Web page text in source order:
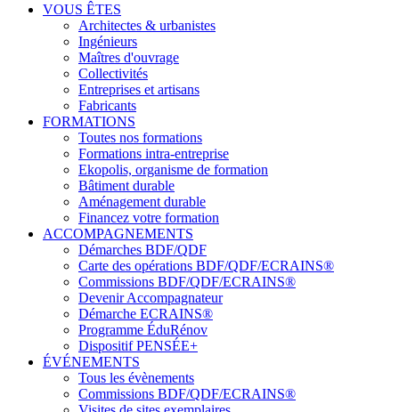
VOUS ÊTES
Architectes & urbanistes
Ingénieurs
Maîtres d'ouvrage
Collectivités
Entreprises et artisans
Fabricants
FORMATIONS
Toutes nos formations
Formations intra-entreprise
Ekopolis, organisme de formation
Bâtiment durable
Aménagement durable
Financez votre formation
ACCOMPAGNEMENTS
Démarches BDF/QDF
Carte des opérations BDF/QDF/ECRAINS®
Commissions BDF/QDF/ECRAINS®
Devenir Accompagnateur
Démarche ECRAINS®
Programme ÉduRénov
Dispositif PENSÉE+
ÉVÉNEMENTS
Tous les évènements
Commissions BDF/QDF/ECRAINS®